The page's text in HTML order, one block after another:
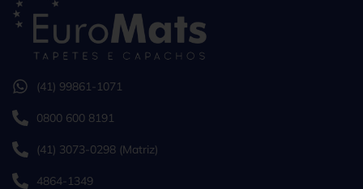
(41) 99861-1071
0800 600 8191
(41) 3073-0298 (Matriz)
4864-1349